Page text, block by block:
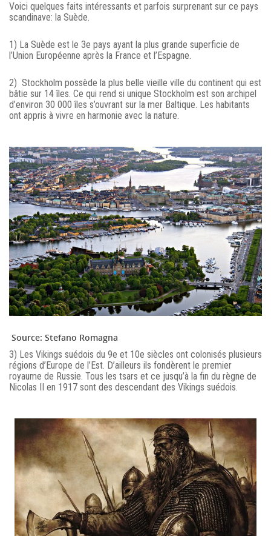
Voici quelques faits intéressants et parfois surprenant sur ce pays
scandinave: la Suède.
1) La Suède est le 3e pays ayant la plus grande superficie de
l’Union Européenne après la France et l’Espagne.
2) Stockholm possède la plus belle vieille ville du continent qui est
bâtie sur 14 îles. Ce qui rend si unique Stockholm est son archipel
d’environ 30 000 îles s’ouvrant sur la mer Baltique. Les habitants
ont appris à vivre en harmonie avec la nature.
Source: Stefano Romagna
3) Les Vikings suédois du 9e et 10e siècles ont colonisés plusieurs
régions d’Europe de l’Est. D’ailleurs ils fondèrent le premier
royaume de Russie. Tous les tsars et ce jusqu’à la fin du règne de
Nicolas II en 1917 sont des descendant des Vikings suédois.